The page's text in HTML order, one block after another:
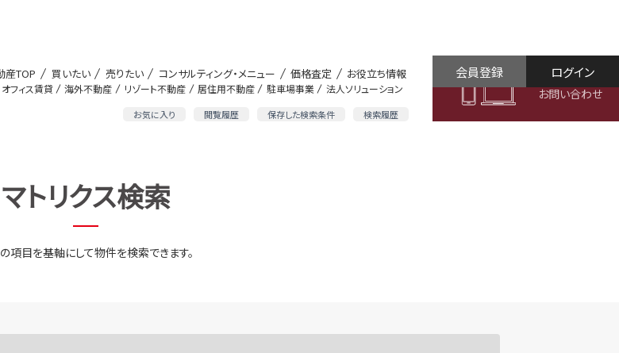
オフィス賃貸 海外不動産 リゾート不動産 居住用不動産 駐車場事業 法人ソリューション
お気に入り 閲覧履歴 保存した検索条件 検索履歴
産TOP 買いたい 売りたい コンサルティング・メニュー 価格査定 お役立ち情報
お問い合わせ
ログイン
会員登録
マトリクス検索
項目を基軸にして物件を検索できます。